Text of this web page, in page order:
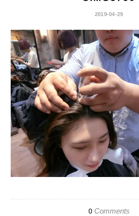
2019-04-29
0Comments